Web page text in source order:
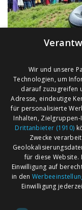
AGB
Impressum
Wir und unsere
Technologien, um
darauf zuzugreifen
Adresse, eindeutige
für personalisierte
Inhalten,
Drittanbieter (1910)
Zwecke
für diese Website.
Einwilligung auf
in den
Einwilligung